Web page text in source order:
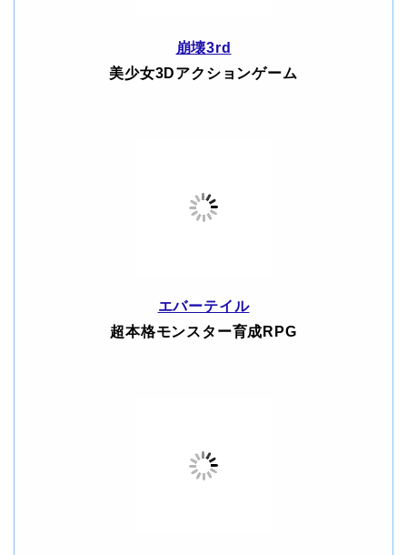
崩壊3rd
美少女3Dアクションゲーム
エバーテイル
超本格モンスター育成RPG